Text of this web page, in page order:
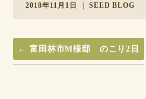
2018年11月1日 SEED BLOG
← 富田林市M様邸 のこり2日